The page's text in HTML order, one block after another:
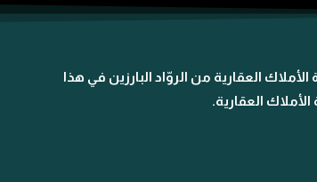
العقارية من الروّاد البارزين في هذا